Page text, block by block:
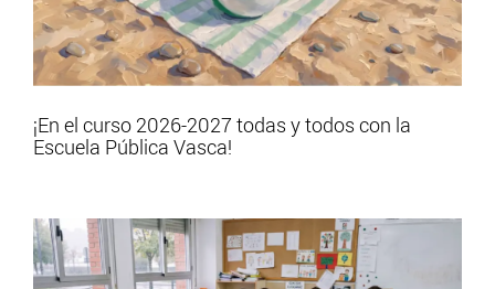
¡En el curso 2026-2027 todas y todos con la
Escuela Pública Vasca!